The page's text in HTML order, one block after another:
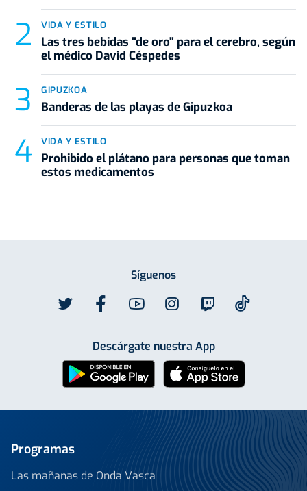
VIDA Y ESTILO
Las tres bebidas "de oro" para el cerebro, según
el médico David Céspedes
GIPUZKOA
Banderas de las playas de Gipuzkoa
VIDA Y ESTILO
Prohibido el plátano para personas que toman
estos medicamentos
Síguenos
Descárgate nuestra App
Programas
Las mañanas de Onda Vasca